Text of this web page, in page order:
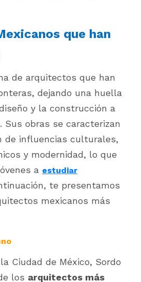
que han
de arquitectos que han
dejando una huella
y la construcción a
Sus obras se caracterizan
de influencias culturales,
y modernidad, lo que
a estudiar
te presentamos
mexicanos más
Ciudad de México, Sordo
los arquitectos más